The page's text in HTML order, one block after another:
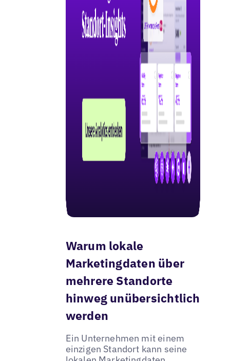
Warum lokale
Marketingdaten über
mehrere Standorte
hinweg unübersichtlich
werden
Ein Unternehmen mit einem
einzigen Standort kann seine